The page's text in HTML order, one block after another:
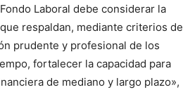
Laboral debe considerar la
respaldan, mediante criterios de
prudente y profesional de los
fortalecer la capacidad para
de mediano y largo plazo»,